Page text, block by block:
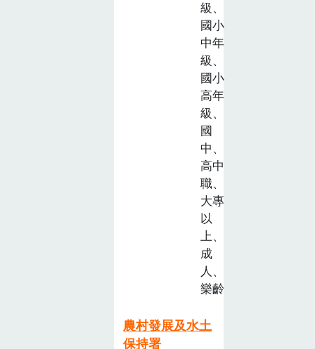
做出適切及安心
的選擇。參與食
農體驗活動，瞭
動、關懷自然與
環境，進而覺察
農業的多功能性
與價值，並支持
在地農業與永續
發展。本手冊將
「食農教育」定
位為「議題」進
行編撰，首先說
明食農教育的基
本理念、學習目
標、學習主題與
實質內涵，以作
為課程設計與教
學實施的基礎，
理解海鮮養殖業
的挑戰與機遇，
並在未來的飲食
選擇中作出更具
超人！󠀠 安貝菈
麼？原來是來自
綠、藍、紫白等
各色蔬果的營養
精華！ 每一種
顏色的蔬果，都
富含不同的營養
素，是孩子健康
鍵！󠀠跟著小紅一
起出發，認識蔬
密，學習如何均
衡飲食、愛上蔬
片，開啟一場寓
教於樂的營養冒
級、
國小
中年
級、
國小
高年
級、
國
中、
高中
職、
大專
以
上、
成
人、
樂齡
農村發展及水土
保持署